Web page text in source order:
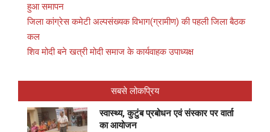
हुआ समापन
जिला कांग्रेस कमेटी अल्पसंख्यक विभाग(ग्रामीण) की पहली जिला बैठक
कल
शिव मोदी बने खत्री मोदी समाज के कार्यवाहक उपाध्यक्ष
सबसे लोकप्रिय
स्वास्थ्य, कुटुंब प्रबोधन एवं संस्कार पर वार्ता
का आयोजन